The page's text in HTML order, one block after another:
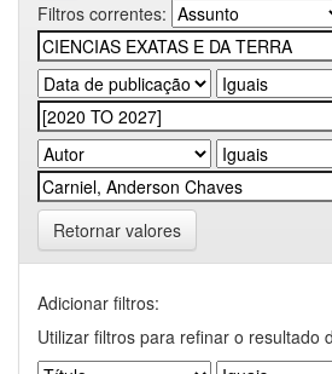
Filtros correntes:
Retornar valores
Adicionar filtros:
Utilizar filtros para refinar o resultado